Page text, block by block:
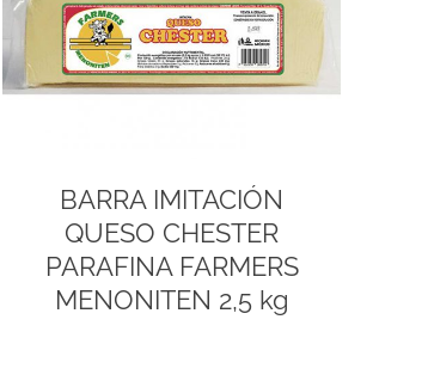
BARRA IMITACIÓN
QUESO CHESTER
PARAFINA FARMERS
MENONITEN 2,5 kg